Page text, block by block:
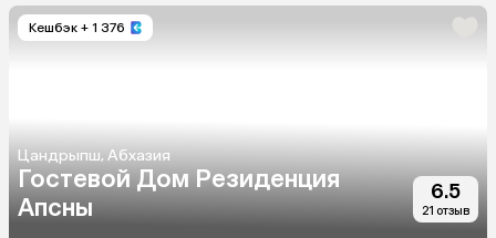
Кешбэк + 1 376
Цандрыпш, Абхазия
Гостевой Дом Резиденция
Апсны
6.5
21 отзыв